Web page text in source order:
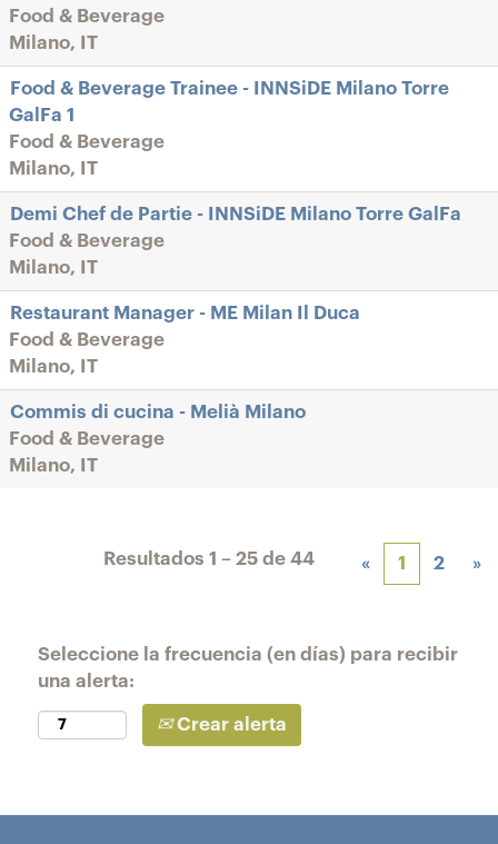
Food & Beverage
Milano, IT
Food & Beverage Trainee - INNSiDE Milano Torre
GalFa 1
Food & Beverage
Milano, IT
Demi Chef de Partie - INNSiDE Milano Torre GalFa
Food & Beverage
Milano, IT
Restaurant Manager - ME Milan Il Duca
Food & Beverage
Milano, IT
Commis di cucina - Melià Milano
Food & Beverage
Milano, IT
Resultados 1 – 25 de 44 « 1 2 »
Seleccione la frecuencia (en días) para recibir
una alerta:
Crear alerta